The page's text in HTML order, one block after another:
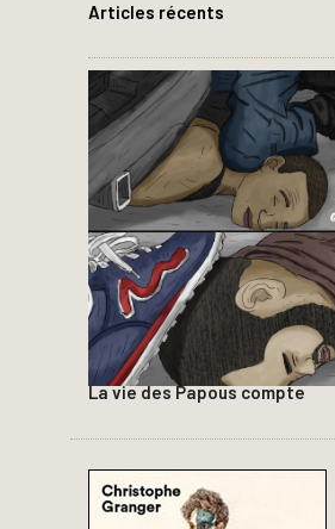
Articles récents
La vie des Papous compte